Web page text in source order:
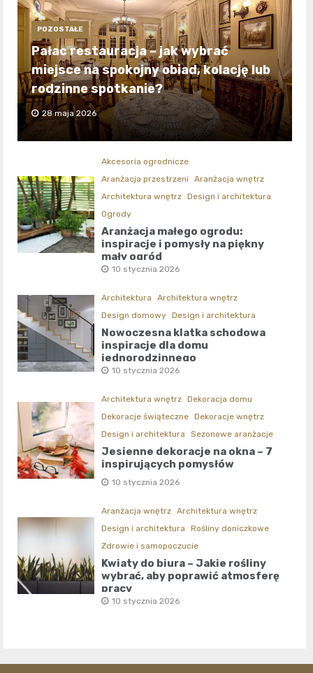
POZOSTAŁE
Pałac restauracja – jak wybrać
miejsce na spokojny obiad, kolację lub
rodzinne spotkanie?
28 maja 2026
Akcesoria ogrodnicze
Aranżacja przestrzeni
Aranżacja wnętrz
Architektura wnętrz Design i architektura
Ogrody
Aranżacja małego ogrodu:
inspiracje i pomysły na piękny
mały ogród
10 stycznia 2026
Architektura
Architektura wnętrz
Design domowy Design i architektura
Nowoczesna klatka schodowa
inspiracje dla domu
jednorodzinnego
10 stycznia 2026
Architektura wnętrz Dekoracja domu
Dekoracje świąteczne Dekoracje wnętrz
Design i architektura
Sezonowe aranżacje
Jesienne dekoracje na okna – 7
inspirujących pomysłów
10 stycznia 2026
Aranżacja wnętrz Architektura wnętrz
Design i architektura
Rośliny doniczkowe
Zdrowie i samopoczucie
Kwiaty do biura – Jakie rośliny
wybrać, aby poprawić atmosferę
pracy
10 stycznia 2026